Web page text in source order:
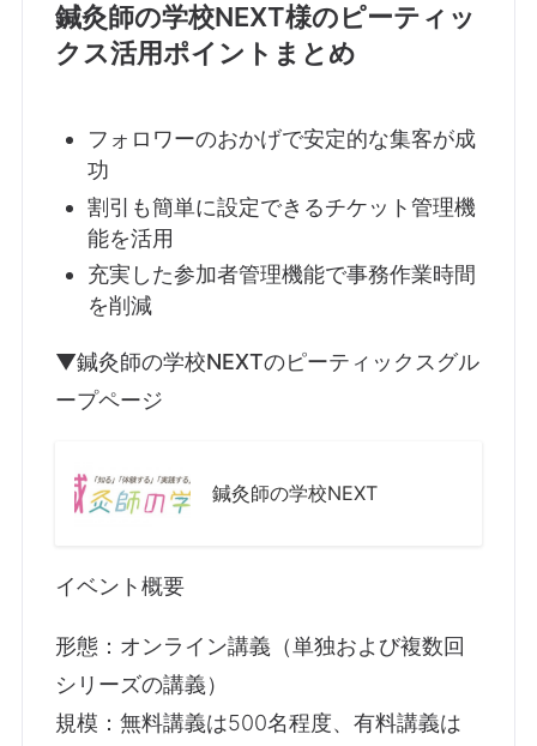
鍼灸師の学校NEXT様のピーティッ
クス活用ポイントまとめ
フォロワーのおかげで安定的な集客が成
功
割引も簡単に設定できるチケット管理機
能を活用
充実した参加者管理機能で事務作業時間
を削減
▼鍼灸師の学校NEXTのピーティックスグル
ープページ
鍼灸師の学校NEXT
イベント概要
形態：オンライン講義（単独および複数回
シリーズの講義）
規模：無料講義は500名程度、有料講義は